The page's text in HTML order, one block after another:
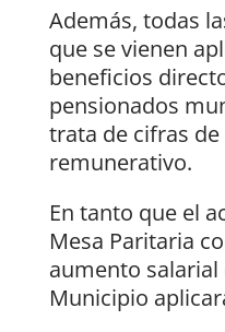
Además, todas
que se vienen
beneficios
pensionados
trata de cifras
remunerativo.
En tanto que el
Mesa Paritaria
aumento salarial
Municipio